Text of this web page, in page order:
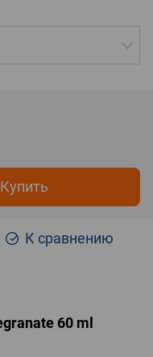
Купить
К сравнению
60 ml